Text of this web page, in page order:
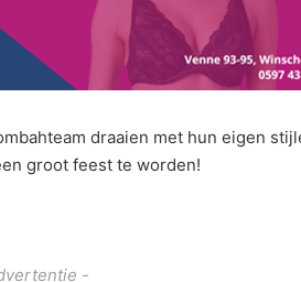
draaien met hun eigen
groot feest te worden!
-